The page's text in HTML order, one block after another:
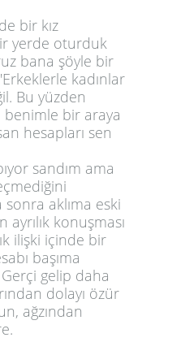
bir kız
yerde oturduk
bana şöyle bir
kadınlar
Bu yüzden
bir araya
hesapları sen
sandım ama
sonra aklıma eski
ayrılık konuşması
ilişki içinde bir
başıma
gelip daha
dolayı özür
ağzından